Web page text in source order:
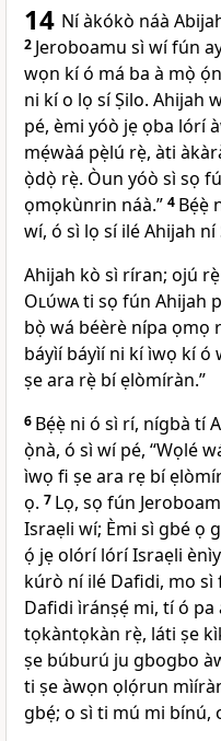
14 Ní àkókò náà
2 Jeroboamu sì wí fún
wọn kí ó má ba à mọ̀
ni kí o lọ sí Ṣilo. Ahijah
pé, èmi yóò jẹ ọba lórí
mẹ́wàá pẹ̀lú rẹ̀, àti
ọ̀dọ̀ rẹ̀. Òun yóò sì sọ
ọmọkùnrin náà.” 4 Bẹ́ẹ̀
wí, ó sì lọ sí ilé Ahijah ní
Ahijah kò sì ríran; ojú
Olúwati sọ fún Ahijah
bọ̀ wá béèrè nípa ọmọ
báyìí báyìí ni kí ìwọ kí ó
ṣe ara rẹ̀ bí ẹlòmíràn.”
6 Bẹ́ẹ̀ ni ó sì rí, nígbà tí
ọ̀nà, ó sì wí pé, “Wọlé
ìwọ fi ṣe ara rẹ bí
ọ. 7 Lọ, sọ fún
Israẹli wí; Èmi sì gbé ọ
ọ́ jẹ olórí lórí Israẹli
kúrò ní ilé Dafidi, mo
Dafidi ìránṣẹ́ mi, tí ó
tọkàntọkàn rẹ̀, láti ṣe
ṣe búburú ju gbogbo
ti ṣe àwọn ọlọ́run
gbẹ́; o sì ti mú mi bínú,